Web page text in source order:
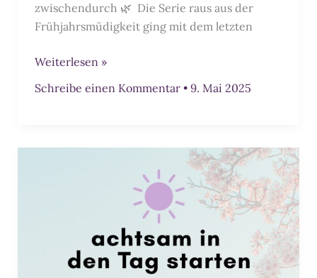
zwischendurch 🌿 Die Serie raus aus der
Frühjahrsmüdigkeit ging mit dem letzten
Achtsamkeit
Weiterlesen »
Schreibe einen Kommentar • 9. Mai 2025